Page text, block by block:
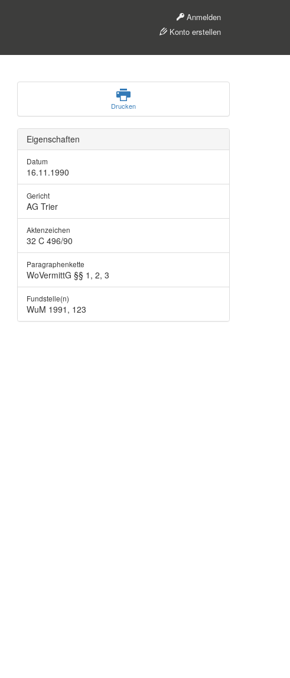
Anmelden
Konto erstellen
Drucken
Eigenschaften
Datum
16.11.1990
Gericht
AG Trier
Aktenzeichen
32 C 496/90
Paragraphenkette
WoVermittG §§ 1, 2, 3
Fundstelle(n)
WuM 1991, 123